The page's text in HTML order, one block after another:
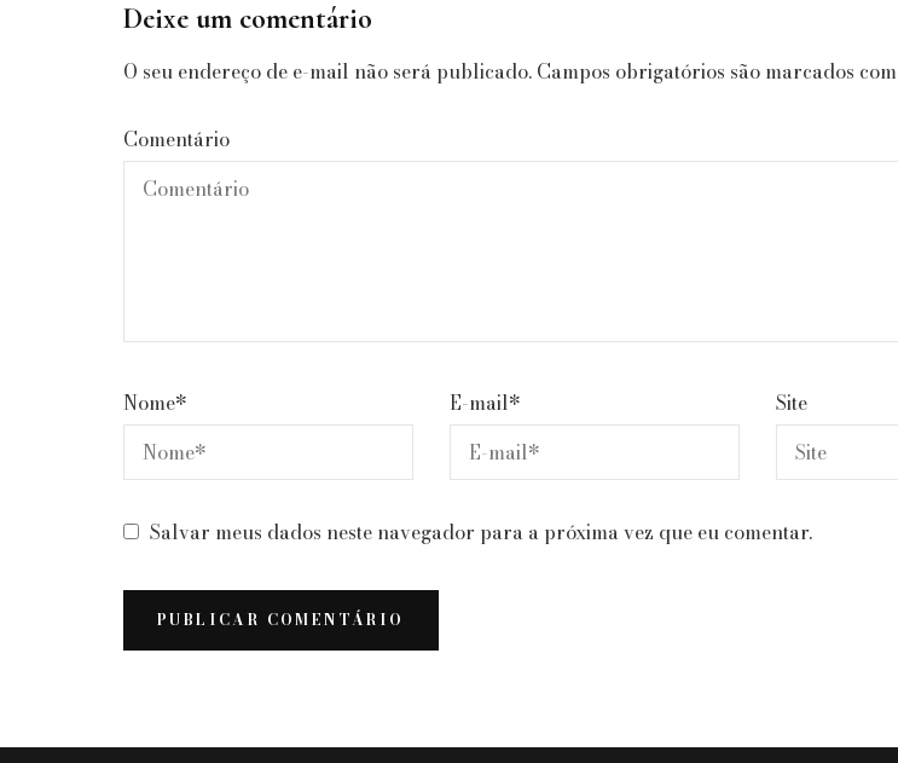
Deixe um comentário
O seu endereço de e-mail não será publicado. Campos obrigatórios são marcados com
Comentário
Nome* E-mail* Site
Salvar meus dados neste navegador para a próxima vez que eu comentar.